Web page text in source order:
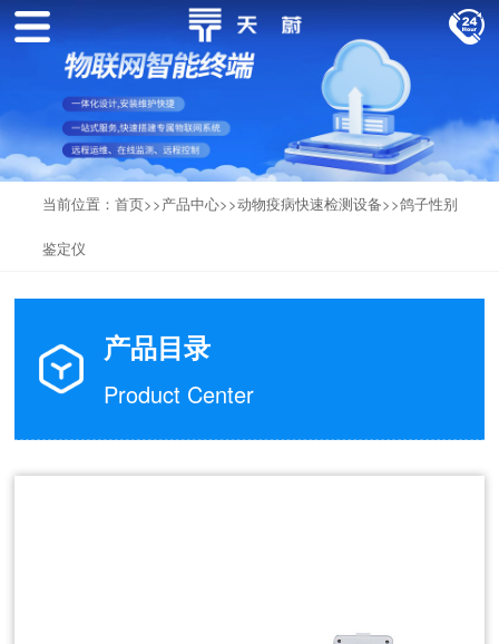
当前位置： 首页>>产品中心>>动物疫病快速检测设备>>鸽子性别
鉴定仪
产品目录
Product Center